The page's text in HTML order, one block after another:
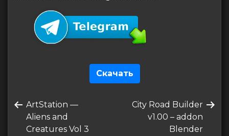
Скачать
по
записям
Предыдущая
запись
ArtStation —
Aliens and
Creatures Vol 3
Следующая
запись
City Road Builder
v1.00 – addon
Blender